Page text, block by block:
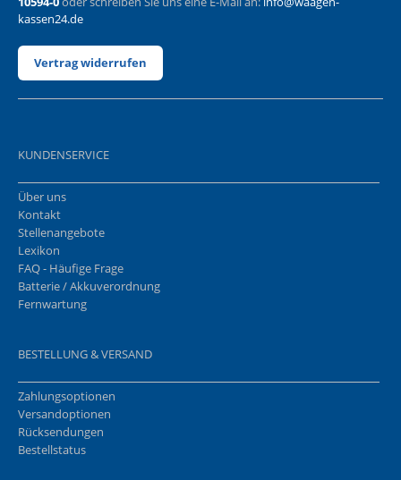
kassen24.de
Vertrag widerrufen
KUNDENSERVICE
Über uns
Kontakt
Stellenangebote
Lexikon
FAQ - Häufige Frage
Batterie / Akkuverordnung
Fernwartung
BESTELLUNG & VERSAND
Zahlungsoptionen
Versandoptionen
Rücksendungen
Bestellstatus